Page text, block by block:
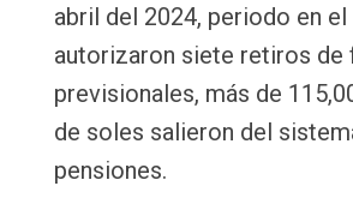
abril del 2024, periodo en el
autorizaron siete retiros de
previsionales, más de
de soles salieron del
pensiones.